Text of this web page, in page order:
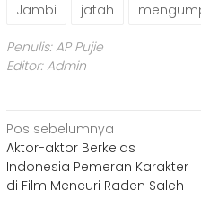
Jambi jatah
Penulis: AP Pujie
Editor: Admin
Navigasi
pos
Pos sebelumnya
Aktor-aktor Berkelas
Indonesia Pemeran Karakter
di Film Mencuri Raden Saleh